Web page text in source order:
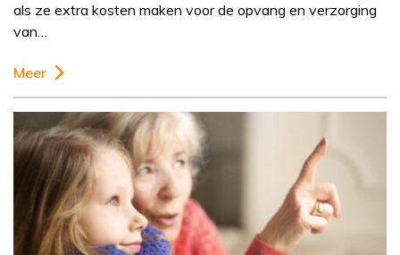
als ze extra kosten maken voor de opvang en verzorging
van…
Meer